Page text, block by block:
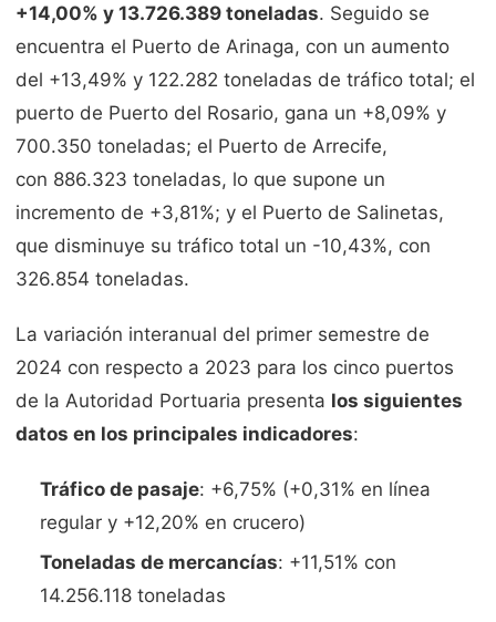
+14,00% y 13.726.389 toneladas. Seguido se
encuentra el Puerto de Arinaga, con un aumento
del +13,49% y 122.282 toneladas de tráfico total; el
puerto de Puerto del Rosario, gana un +8,09% y
700.350 toneladas; el Puerto de Arrecife,
con 886.323 toneladas, lo que supone un
incremento de +3,81%; y el Puerto de Salinetas,
que disminuye su tráfico total un -10,43%, con
326.854 toneladas.
La variación interanual del primer semestre de
2024 con respecto a 2023 para los cinco puertos
de la Autoridad Portuaria presenta los siguientes
datos en los principales indicadores:
Tráfico de pasaje: +6,75% (+0,31% en línea
regular y +12,20% en crucero)
Toneladas de mercancías: +11,51% con
14.256.118 toneladas